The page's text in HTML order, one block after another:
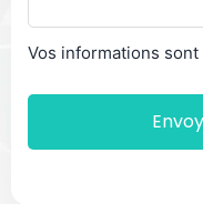
Vos informations